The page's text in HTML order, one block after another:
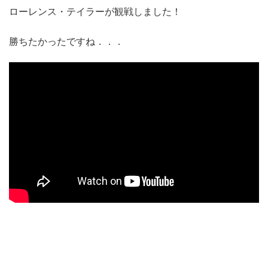
ローレンス・テイラーが観戦しました！
勝ちたかったですね．．．